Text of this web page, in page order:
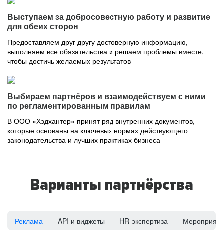
Выступаем за добросовестную работу и развитие
для обеих сторон
Предоставляем друг другу достоверную информацию,
выполняем все обязательства и решаем проблемы вместе,
чтобы достичь желаемых результатов
Выбираем партнёров и взаимодействуем с ними
по регламентированным правилам
В ООО «Хэдхантер» принят ряд внутренних документов,
которые основаны на ключевых нормах действующего
законодательства и лучших практиках бизнеса
Варианты партнёрства
Реклама API и виджеты HR-экспертиза